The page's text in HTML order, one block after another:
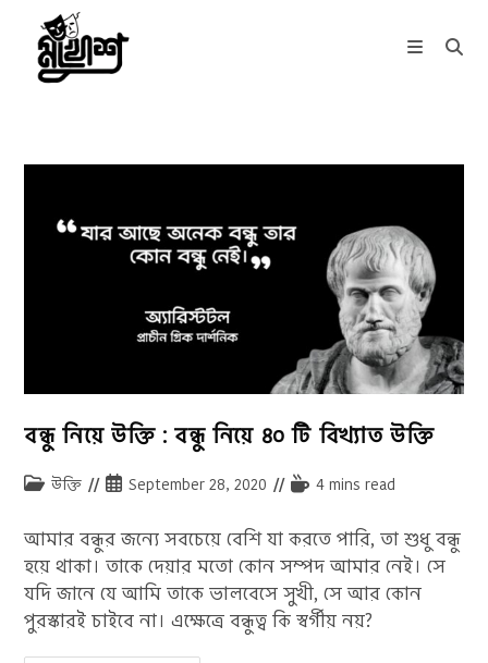
content
বন্ধু নিয়ে উক্তি : বন্ধু নিয়ে ৪০ টি বিখ্যাত উক্তি
Postউক্তি
PostSeptember 28, 2020
Reading4 mins read
আমার বন্ধুর জন্যে সবচেয়ে বেশি যা করতে পারি, তা শুধু বন্ধু
হয়ে থাকা। তাকে দেয়ার মতো কোন সম্পদ আমার নেই। সে
যদি জানে যে আমি তাকে ভালবেসে সুখী, সে আর কোন
পুরস্কারই চাইবে না। এক্ষেত্রে বন্ধুত্ব কি স্বর্গীয় নয়?